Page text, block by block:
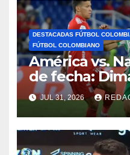
DESTACADAS FÚTBOL
FÚTBOL COLOMBIANO
América vs.
de fecha:
reprogramó
motivos de
JUL 31, 2026